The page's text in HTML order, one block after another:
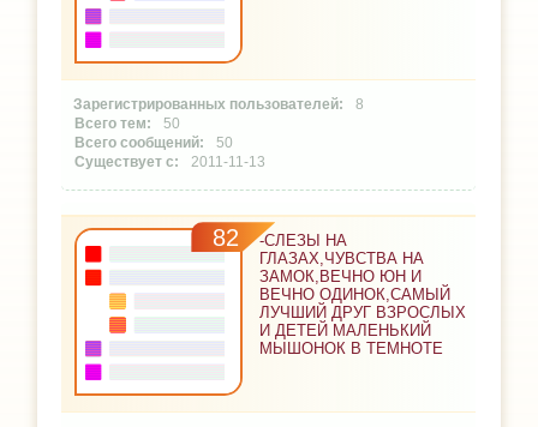
8
50
50
2011-11-13
82
-СЛЕЗЫ НА
ГЛАЗАХ,ЧУВСТВА НА
ЗАМОК,ВЕЧНО ЮН И
ВЕЧНО ОДИНОК,САМЫЙ
ЛУЧШИЙ ДРУГ ВЗРОСЛЫХ
И ДЕТЕЙ МАЛЕНЬКИЙ
МЫШОНОК В ТЕМНОТЕ